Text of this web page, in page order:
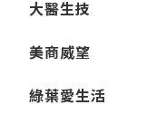
大醫生技
美商威望
綠葉愛生活